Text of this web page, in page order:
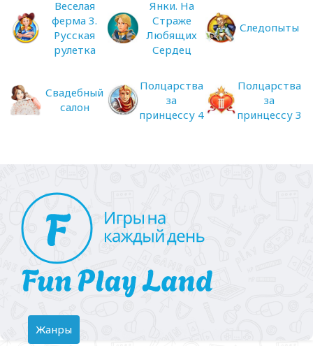
Веселая
ферма 3.
Русская
рулетка
Янки. На
Страже
Любящих
Сердец
Следопыты
Свадебный
салон
Полцарства
за
принцессу 4
Полцарства
за
принцессу 3
Toggle
navigation
Жанры